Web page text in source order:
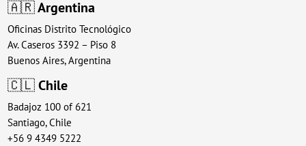
🇦🇷Argentina
Oficinas Distrito Tecnológico
Av. Caseros 3392 – Piso 8
Buenos Aires, Argentina
🇨🇱 Chile
Badajoz 100 of 621
Santiago, Chile
+56 9 4349 5222